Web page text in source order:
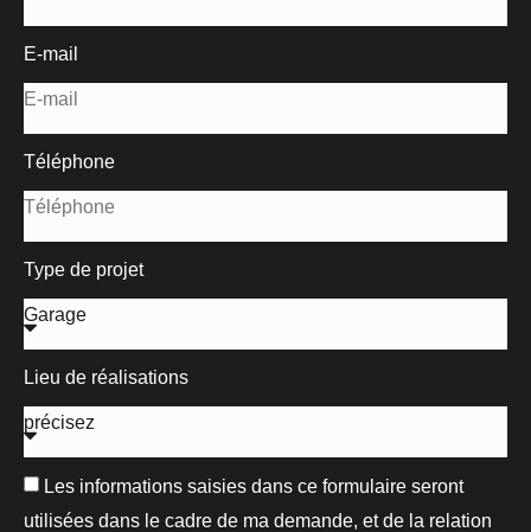
E-mail
Téléphone
Type de projet
Lieu de réalisations
Les informations saisies dans ce formulaire seront
utilisées dans le cadre de ma demande, et de la relation